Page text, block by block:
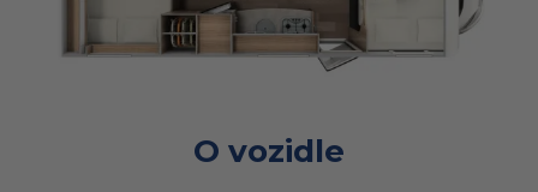
O vozidle